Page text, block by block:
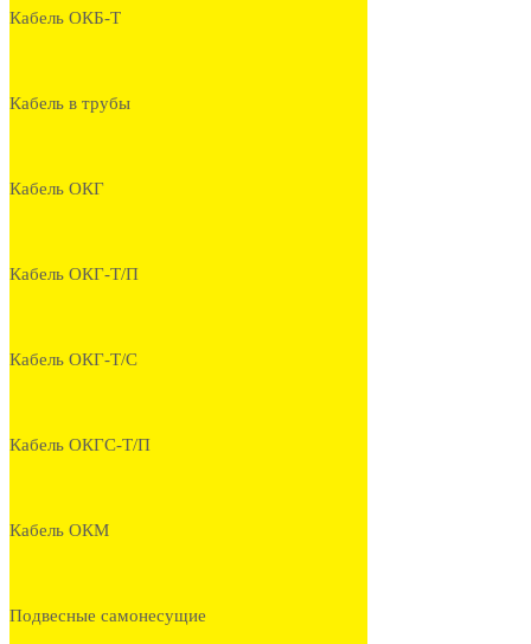
Кабель ОКБ-Т
Кабель в трубы
Кабель ОКГ
Кабель ОКГ-Т/П
Кабель ОКГ-Т/С
Кабель ОКГС-Т/П
Кабель ОКМ
Подвесные самонесущие